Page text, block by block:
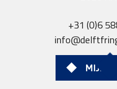
+31 (0)6
MIJN